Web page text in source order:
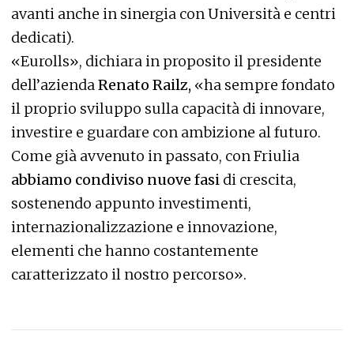
avanti anche in sinergia con Università e centri
dedicati).
«Eurolls», dichiara in proposito il presidente
dell’aziendaRenato Railz, «ha sempre fondato
il proprio sviluppo sulla capacità di innovare,
investire e guardare con ambizione al futuro.
Come già avvenuto in passato, con Friulia
abbiamo condiviso nuove fasi di crescita,
sostenendo appunto investimenti,
internazionalizzazione e innovazione,
elementi che hanno costantemente
caratterizzato il nostro percorso».